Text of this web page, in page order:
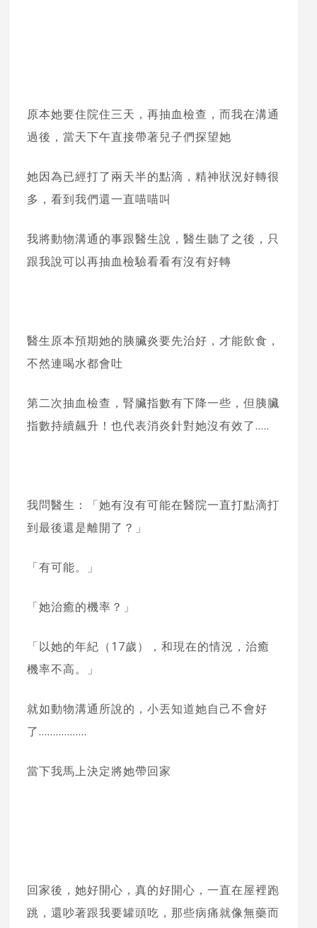
原本她要住院住三天，再抽血檢查，而我在溝通
過後，當天下午直接帶著兒子們探望她
她因為已經打了兩天半的點滴，精神狀況好轉很
多，看到我們還一直喵喵叫
我將動物溝通的事跟醫生說，醫生聽了之後，只
跟我說可以再抽血檢驗看看有沒有好轉
醫生原本預期她的胰臟炎要先治好，才能飲食，
不然連喝水都會吐
第二次抽血檢查，腎臟指數有下降一些，但胰臟
指數持續飆升！也代表消炎針對她沒有效了…..
我問醫生：「她有沒有可能在醫院一直打點滴打
到最後還是離開了？」
「有可能。」
「她治癒的機率？」
「以她的年紀（17歲），和現在的情況，治癒
機率不高。」
就如動物溝通所說的，小丟知道她自己不會好
了……………..
當下我馬上決定將她帶回家
回家後，她好開心，真的好開心，一直在屋裡跑
跳，還吵著跟我要罐頭吃，那些病痛就像無藥而